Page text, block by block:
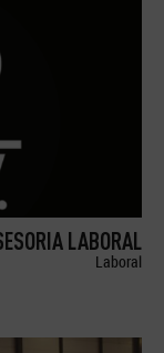
LABORAL
Laboral